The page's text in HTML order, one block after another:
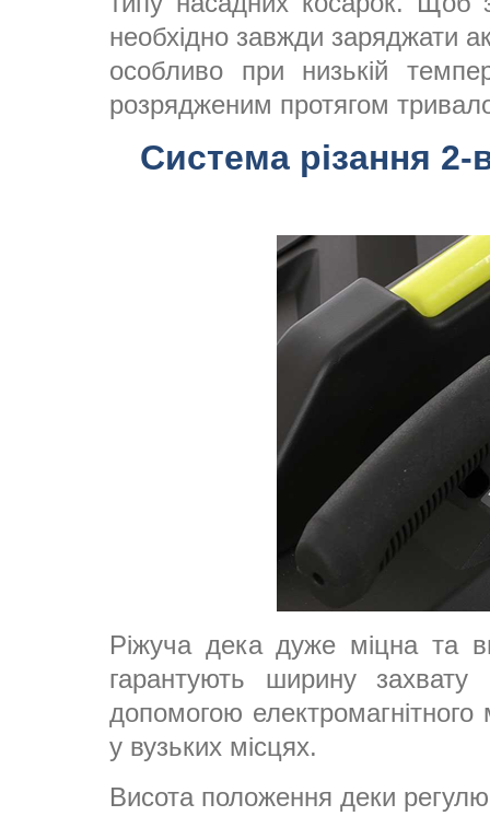
необхідно завжди заряджати
особливо при низькій
розрядженим протягом
Система різання
Ріжуча дека дуже міцна та
гарантують ширину
допомогою
у вузьких місцях.
Висота положення деки